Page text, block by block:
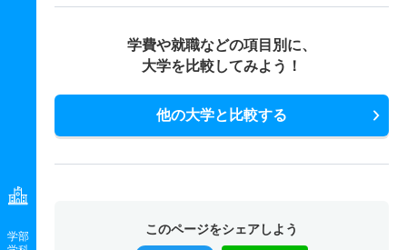
学部
学費や就職などの項目別に、
大学を比較してみよう！
他の大学と比較する
このページをシェアしよう